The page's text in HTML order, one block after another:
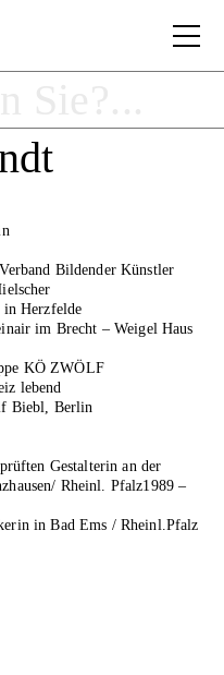
Bildender Künstler
in Herzfelde
im Brecht – Weigel Haus
KÖ ZWÖLF
lebend
Biebl, Berlin
Gestalterin an der
Rheinl. Pfalz1989 –
in Bad Ems / Rheinl.Pfalz